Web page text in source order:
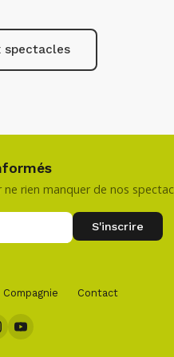
spectacles
rien manquer de nos
Compagnie Contact